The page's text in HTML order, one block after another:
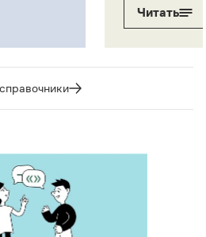
Читать